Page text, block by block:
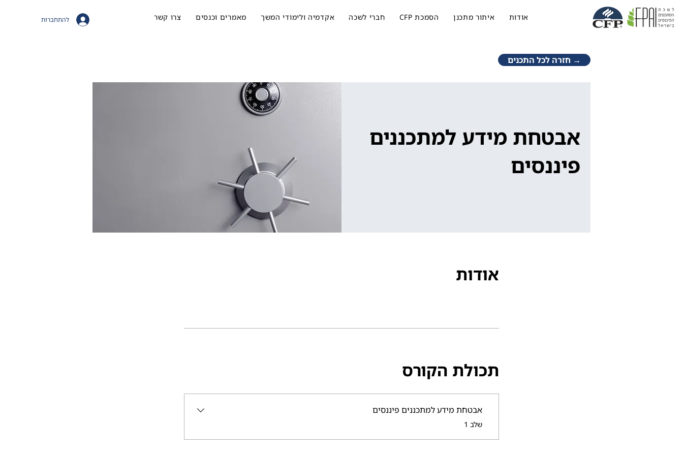
להתחברות אודות איתור מתכנן הסמכת CFP חברי לשכה אקדמיה ולימודי המשך מאמרים וכנסים צרו קשר
→ חזרה לכל התכנים
אבטחת מידע למתכננים
פיננסים
אודות
תכולת הקורס
אבטחת מידע למתכננים פיננסים
.שלב 1